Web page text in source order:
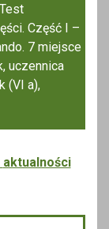
Część I –
7 miejsce
uczennica
(VI a),
aktualności